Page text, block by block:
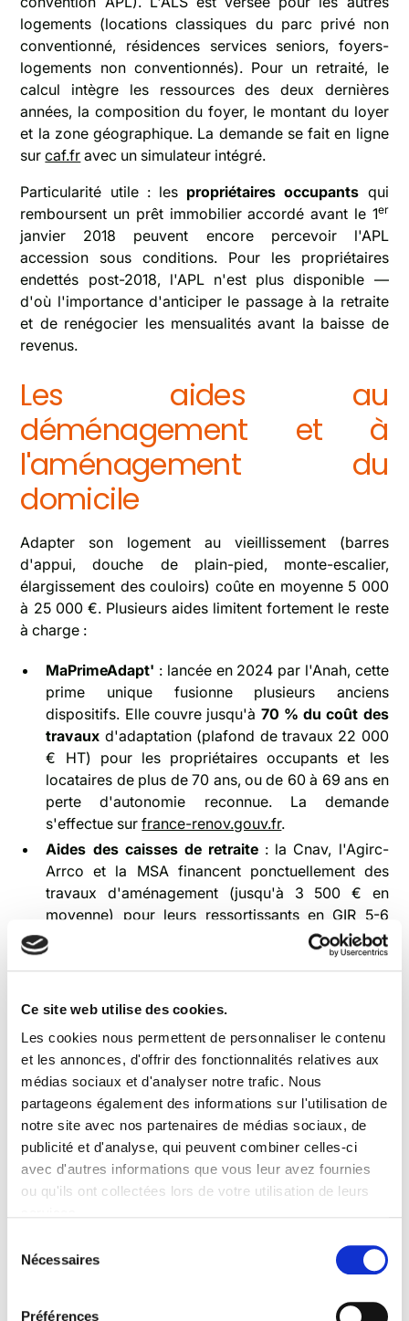
Ce site web utilise des cookies.
Les cookies nous permettent de personnaliser le contenu
et les annonces, d'offrir des fonctionnalités relatives aux
médias sociaux et d'analyser notre trafic. Nous
partageons également des informations sur l'utilisation de
notre site avec nos partenaires de médias sociaux, de
publicité et d'analyse, qui peuvent combiner celles-ci
avec d'autres informations que vous leur avez fournies
ou qu'ils ont collectées lors de votre utilisation de leurs
Nécessaires
Préférences
logements (locations classiques du parc privé non
conventionné, résidences services seniors, foyers-
logements non conventionnés). Pour un retraité, le
calcul intègre les ressources des deux dernières
années, la composition du foyer, le montant du loyer
et la zone géographique. La demande se fait en ligne
surcaf.fr avec un simulateur intégré.
Particularité utile : les propriétaires occupants qui
remboursent un prêt immobilier accordé avant le 1er
janvier 2018 peuvent encore percevoir l'APL
accession sous conditions. Pour les propriétaires
endettés post-2018, l'APL n'est plus disponible —
d'où l'importance d'anticiper le passage à la retraite
et de renégocier les mensualités avant la baisse de
revenus.
Les aides au
déménagement et à
l'aménagement du
domicile
Adapter son logement au vieillissement (barres
d'appui, douche de plain-pied, monte-escalier,
élargissement des couloirs) coûte en moyenne 5 000
à 25 000 €. Plusieurs aides limitent fortement le reste
à charge :
MaPrimeAdapt' : lancée en 2024 par l'Anah, cette
prime unique fusionne plusieurs anciens
dispositifs. Elle couvre jusqu'à 70 % du coût des
travaux d'adaptation (plafond de travaux 22 000
€ HT) pour les propriétaires occupants et les
locataires de plus de 70 ans, ou de 60 à 69 ans en
perte d'autonomie reconnue. La demande
s'effectue surfrance-renov.gouv.fr.
Aides des caisses de retraite : la Cnav, l'Agirc-
Arrco et la MSA financent ponctuellement des
travaux d'aménagement (jusqu'à 3 500 € en
moyenne) pour leurs ressortissants en GIR 5-6
(perte d'autonomie modérée).
: pour un senior qui doit
retraite versent une prime forfaitaire couvrant les
prime n'est pas systématique : il faut la demander
à sa caisse principale.
Auditer l'adaptation du logement dès 65 ans, avant la
perte d'autonomie, permet de cumuler ces aides
avant que les critères ne deviennent plus restrictifs.
Soutien à l'autonomie et
aide à domicile : les
dispositifs clés